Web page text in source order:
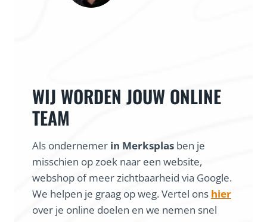
WIJ WORDEN JOUW ONLINE
TEAM
Als ondernemer in Merksplas ben je
misschien op zoek naar een website,
webshop of meer zichtbaarheid via Google.
We helpen je graag op weg. Vertel ons hier
over je online doelen en we nemen snel